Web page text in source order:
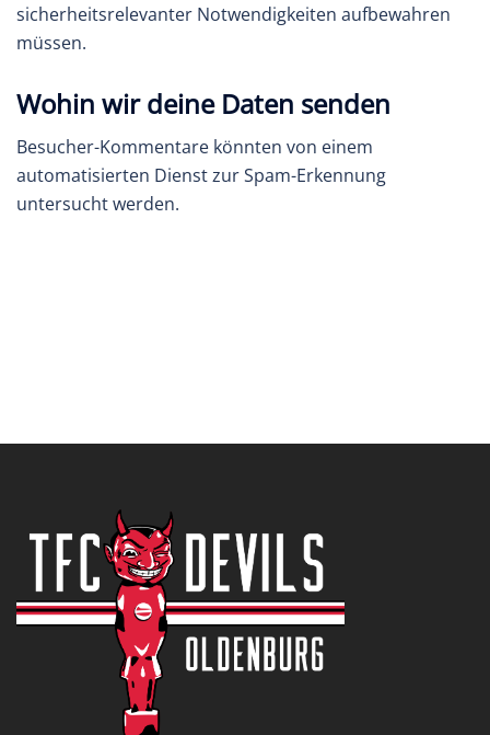
sicherheitsrelevanter Notwendigkeiten aufbewahren
müssen.
Wohin wir deine Daten senden
Besucher-Kommentare könnten von einem
automatisierten Dienst zur Spam-Erkennung
untersucht werden.